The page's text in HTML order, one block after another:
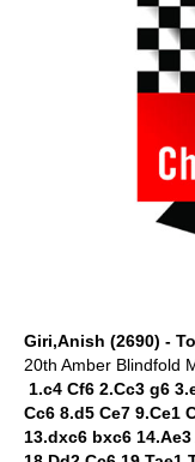
Giri,Anish (2690) -
20th Amber Blindfold
1.c4 Cf6 2.Cc3 g6
Cc6 8.d5 Ce7 9.Ce1
13.dxc6 bxc6